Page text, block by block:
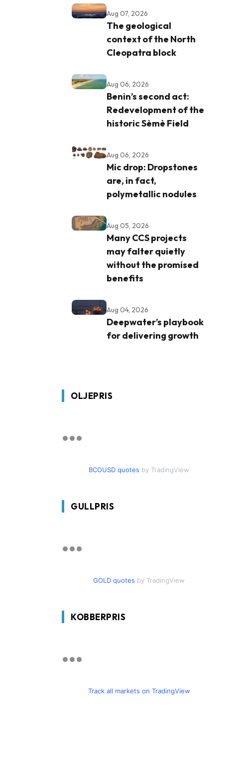
Aug 07, 2026
The geological
context of the North
Cleopatra block
Aug 06, 2026
Benin’s second act:
Redevelopment of the
historic Sèmè Field
Aug 06, 2026
Mic drop: Dropstones
are, in fact,
polymetallic nodules
Aug 05, 2026
Many CCS projects
may falter quietly
without the promised
benefits
Aug 04, 2026
Deepwater’s playbook
for delivering growth
OLJEPRIS
BCOUSD quotes by TradingView
GULLPRIS
GOLD quotes by TradingView
KOBBERPRIS
Track all markets on TradingView